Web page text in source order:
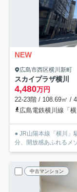
NEW
広島市西区横川新町
スカイプラザ横川
4,480万円
22-23階 / 108.69㎡ /
広島電鉄横川線「
● JR山陽本線「横川」
分、開放感あふれるメ
中古マンション